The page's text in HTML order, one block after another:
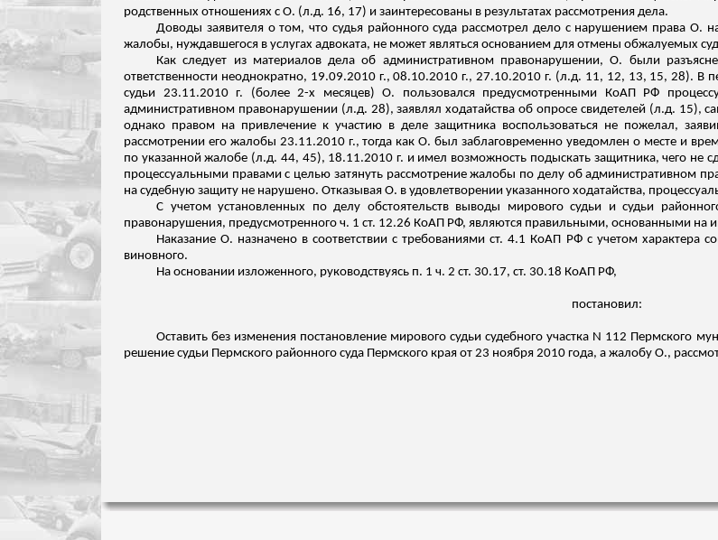
родственных отношениях с О. (л.д. 16, 17) и заинтересованы в результатах рассмотрения дела.
Доводы заявителя о том, что судья районного суда рассмотрел дело с нарушением права О.
жалобы, нуждавшегося в услугах адвоката, не может являться основанием для отмены обжалуемых
Как следует из материалов дела об административном правонарушении, О. были
ответственности неоднократно, 19.09.2010 г., 08.10.2010 г., 27.10.2010 г. (л.д. 11, 12, 13, 15, 28). В
судьи 23.11.2010 г. (более 2-х месяцев) О. пользовался предусмотренными КоАП РФ
административном правонарушении (л.д. 28), заявлял ходатайства об опросе свидетелей (л.д. 15),
однако правом на привлечение к участию в деле защитника воспользоваться не пожелал,
рассмотрении его жалобы 23.11.2010 г., тогда как О. был заблаговременно уведомлен о месте и
по указанной жалобе (л.д. 44, 45), 18.11.2010 г. и имел возможность подыскать защитника, чего не
процессуальными правами с целью затянуть рассмотрение жалобы по делу об административном
на судебную защиту не нарушено. Отказывая О. в удовлетворении указанного ходатайства,
С учетом установленных по делу обстоятельств выводы мирового судьи и судьи
правонарушения, предусмотренного ч. 1 ст. 12.26 КоАП РФ, являются правильными, основанными на
Наказание О. назначено в соответствии с требованиями ст. 4.1 КоАП РФ с учетом характера
виновного.
На основании изложенного, руководствуясь п. 1 ч. 2 ст. 30.17, ст. 30.18 КоАП РФ,
постановил:
Оставить без изменения постановление мирового судьи судебного участка N 112 Пермского
решение судьи Пермского районного суда Пермского края от 23 ноября 2010 года, а жалобу О.,